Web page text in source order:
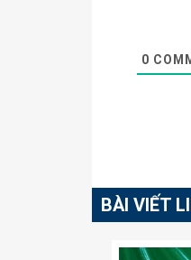
0
BÀI VIẾT